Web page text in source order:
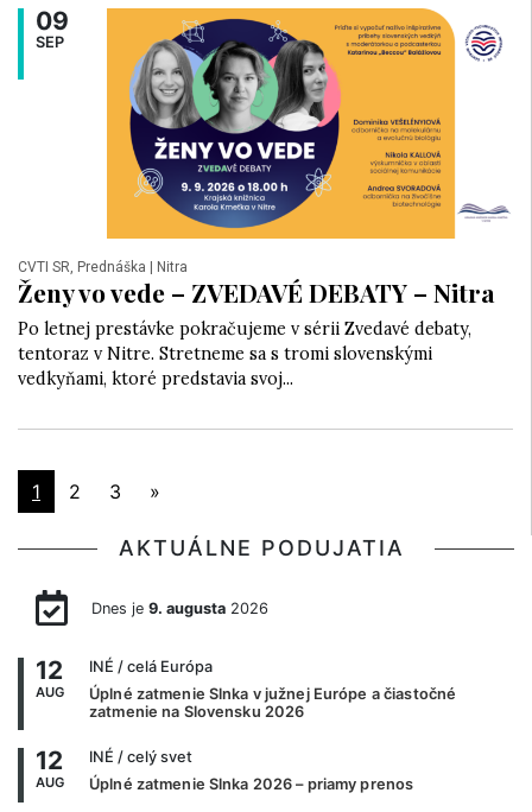
09
SEP
CVTI SR, Prednáška | Nitra
Ženy vo vede – ZVEDAVÉ DEBATY – Nitra
Po letnej prestávke pokračujeme v sérii Zvedavé debaty,
tentoraz v Nitre. Stretneme sa s tromi slovenskými
vedkyňami, ktoré predstavia svoj...
1 2 3 »
AKTUÁLNE PODUJATIA
Dnes je 9. augusta2026
12
AUG
INÉ / celá Európa
Úplné zatmenie Slnka v južnej Európe a čiastočné
zatmenie na Slovensku 2026
12
AUG
INÉ / celý svet
Úplné zatmenie Slnka 2026 – priamy prenos